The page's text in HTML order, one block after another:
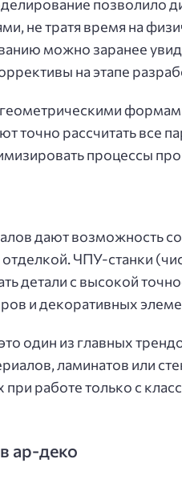
позволило
не тратя время на
можно заранее
на этапе
точно рассчитать все
процессы
дают возможность
ЧПУ-станки
детали с высокой
и декоративных
один из главных
ламинатов или
работе только с
ар-деко